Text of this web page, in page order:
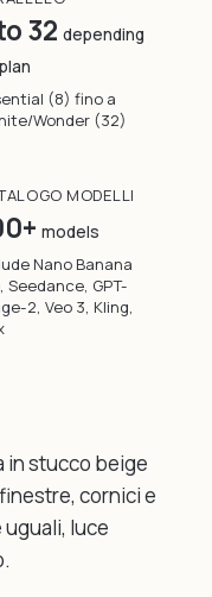
32depending
(8) fino a
Wonder (32)
MODELLI
models
Nano Banana
Seedance, GPT-
2, Veo 3, Kling,
in stucco beige
cornici e
luce